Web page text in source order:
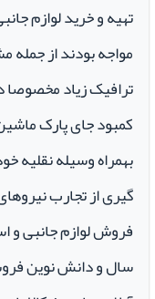
تهیه و خرید لوازم
مواجه بودند از جمله
ترافیک زیاد
کمبود جای پارک
بهمراه وسیله نقلیه
گیری از تجارب
سال و دانش نوین